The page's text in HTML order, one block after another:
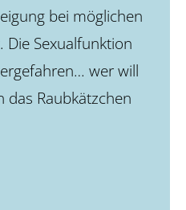
bei möglichen
Sexualfunktion
wer will
Raubkätzchen